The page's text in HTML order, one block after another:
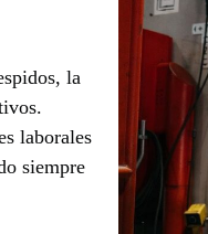
la
laborales
siempre